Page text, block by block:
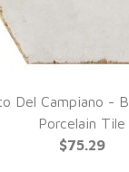
QUICK VIEW
Del Campiano -
Porcelain Tile
$75.29